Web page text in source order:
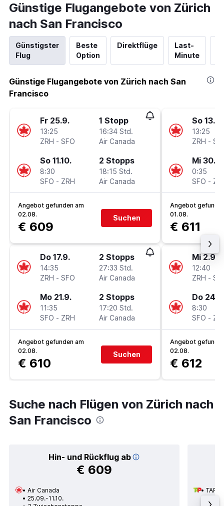
Günstige Flugangebote von Zürich
nach San Francisco
Günstigster
Flug
Beste
Option
Direktflüge
Last-
Minute
Günstige Flugangebote von Zürich nach San
Francisco
Fr 25.9.
13:25
ZRH - SFO
1 Stopp
16:34 Std.
Air Canada
So 11.10.
8:30
SFO - ZRH
2 Stopps
18:15 Std.
Air Canada
Angebot gefunden am
02.08.
€ 609
Suchen
Do 17.9.
14:35
ZRH - SFO
2 Stopps
27:33 Std.
Air Canada
Mo 21.9.
11:35
SFO - ZRH
2 Stopps
17:20 Std.
Air Canada
Angebot gefunden am
02.08.
€ 610
Suchen
So 13.9.
13:25
ZRH -
Mi 30.9.
0:35
SFO -
Angebot
01.08.
€ 611
Mi 2.9.
12:40
ZRH -
Do
8:30
SFO -
Angebot
02.08.
€ 612
Suche nach Flügen von Zürich nach
San Francisco
Hin- und Rückflug ab
€ 609
Air Canada
25.09.-11.10.
TAP